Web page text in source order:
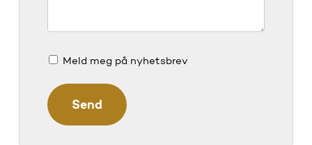
Meld meg på nyhetsbrev